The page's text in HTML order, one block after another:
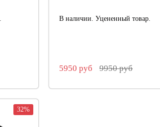
В наличии. Уцененный товар.
5950 руб 9950 руб
32%